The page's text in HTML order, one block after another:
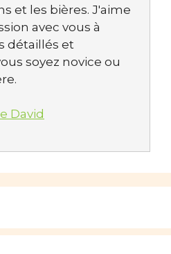
et les bières. J'aime
avec vous à
détaillés et
soyez novice ou
David